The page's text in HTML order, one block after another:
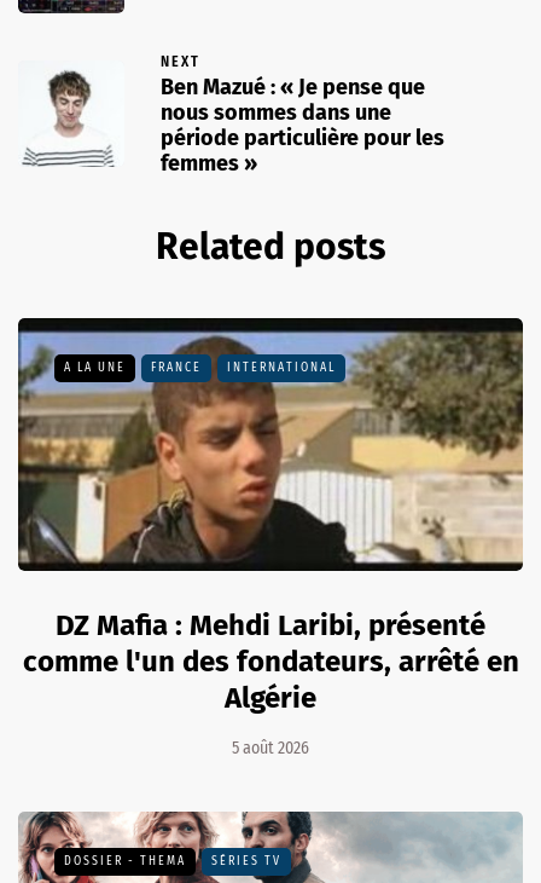
NEXT
Ben Mazué : « Je pense que
nous sommes dans une
période particulière pour les
femmes »
Related posts
A LA UNE FRANCE INTERNATIONAL
DZ Mafia : Mehdi Laribi, présenté
comme l'un des fondateurs, arrêté en
Algérie
5 août 2026
DOSSIER - THEMA SÉRIES TV